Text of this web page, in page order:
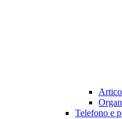
Telefono e